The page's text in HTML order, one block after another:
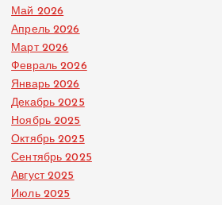
Май 2026
Апрель 2026
Март 2026
Февраль 2026
Январь 2026
Декабрь 2025
Ноябрь 2025
Октябрь 2025
Сентябрь 2025
Август 2025
Июль 2025